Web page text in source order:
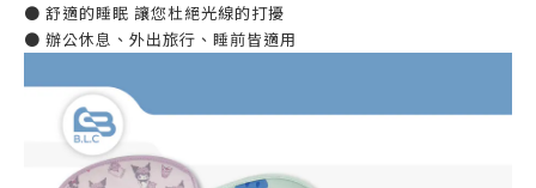
● 舒適的睡眠 讓您杜絕光線的打擾
● 辦公休息、外出旅行、睡前皆適用